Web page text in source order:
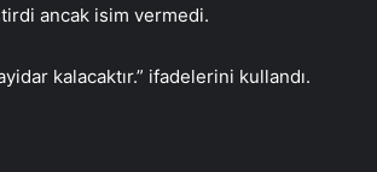
ancak isim vermedi.
kalacaktır.” ifadelerini kullandı.